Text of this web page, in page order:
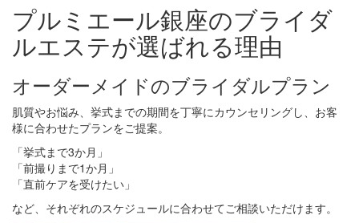
プルミエール銀座のブライダ
ルエステが選ばれる理由
オーダーメイドのブライダルプラン
肌質やお悩み、挙式までの期間を丁寧にカウンセリングし、お客
様に合わせたプランをご提案。
「挙式まで3か月」
「前撮りまで1か月」
「直前ケアを受けたい」
など、それぞれのスケジュールに合わせてご相談いただけます。